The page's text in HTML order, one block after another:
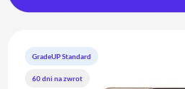
GradeUP Standard
60 dni na zwrot